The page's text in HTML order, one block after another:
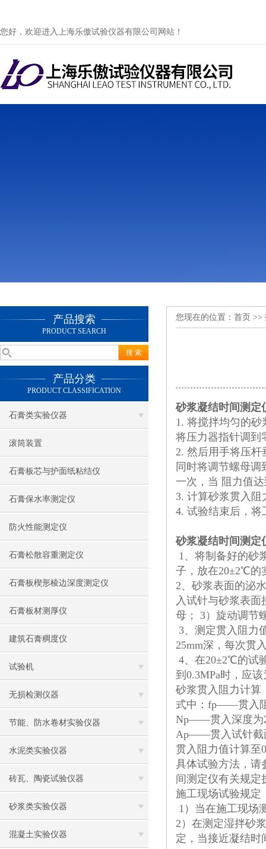
您好，欢迎进入上海乐傲试验仪器有限公司网站！
产品搜索
PRODUCT SEARCH
产品分类
PRODUCT CLASSIFICATION
石膏类实验仪器
滚筒装置
石膏板芯与护面纸粘结仪
石膏保水率测定仪
防火性能测定仪
石膏松散容重测定仪
石膏板楔形棱边深度测定仪
石膏板材测厚仪
建筑石膏稠度仪
试验机
无损检测仪器
节能、防水卷材实验仪器
水泥类实验仪器
砖瓦、陶瓷试验仪器
砂浆类实验仪器
混凝土实验仪器
您现在的位置： 首页 >>
砂浆凝结时间测定
1. 将搅拌均匀的
将压力器指针调到
2. 然后用手将压杆
同时将调节螺母
一次，当 阻力值
3. 计算砂浆贯入阻
4. 试验结束后，
砂浆凝结时间测定
1、将制备好的砂
子，放在20±2℃
2、砂浆表面的泌
入试针与砂浆表
母； 3）旋动调节
3、测定贯入阻力
25mm深，每次贯
4、在20±2℃的试
到0.3MPa时，应
砂浆贯入阻力计算
式中：fp——贯入
Np——贯入深度为
Ap——贯入试针截
贯入阻力值计算至
具体试验方法，请
间测定仪有关规定
施工现场试验规定
1）当在施工现场
2）在测定湿拌砂
定，当接近凝结时